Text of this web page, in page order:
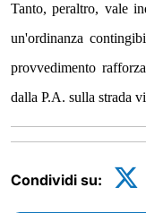
Tanto, peraltro, vale
un'ordinanza
provvedimento
dalla P.A. sulla strada
Condividi su: